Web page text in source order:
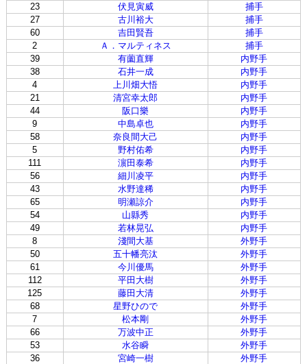
23
伏見寅威
捕手
27
古川裕大
捕手
60
吉田賢吾
捕手
2
Ａ．マルティネス
捕手
39
有薗直輝
内野手
38
石井一成
内野手
4
上川畑大悟
内野手
21
清宮幸太郎
内野手
44
阪口樂
内野手
9
中島卓也
内野手
58
奈良間大己
内野手
5
野村佑希
内野手
111
濵田泰希
内野手
56
細川凌平
内野手
43
水野達稀
内野手
65
明瀬諒介
内野手
54
山縣秀
内野手
49
若林晃弘
内野手
8
淺間大基
外野手
50
五十幡亮汰
外野手
61
今川優馬
外野手
112
平田大樹
外野手
125
藤田大清
外野手
68
星野ひので
外野手
7
松本剛
外野手
66
万波中正
外野手
53
水谷瞬
外野手
36
宮崎一樹
外野手